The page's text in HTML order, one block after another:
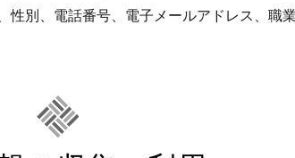
別、電話番号、電子メールアドレス、職